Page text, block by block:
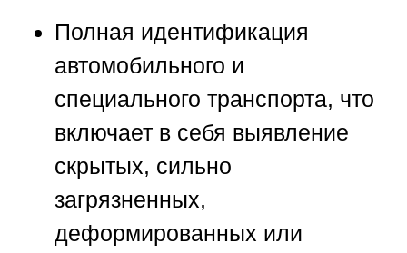
Полная идентификация
автомобильного и
специального транспорта, что
включает в себя выявление
скрытых, сильно
загрязненных,
деформированных или